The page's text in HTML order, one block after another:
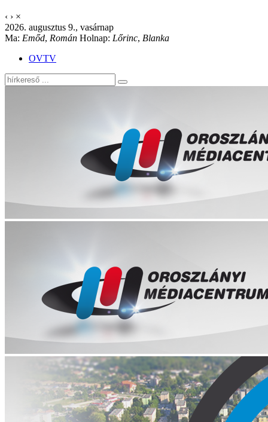
‹ › ×
2026. augusztus 9., vasárnap
Ma: Emőd, Román Holnap: Lőrinc, Blanka
OVTV